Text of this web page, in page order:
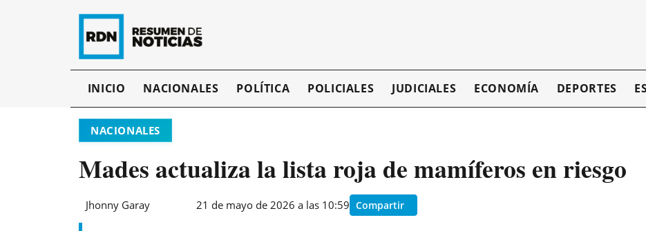
INICIO NACIONALES POLÍTICA POLICIALES JUDICIALES ECONOMÍA DEPORTES
NACIONALES
Mades actualiza la lista roja de mamíferos en riesgo
Jhonny Garay 21 de mayo de 2026 a las 10:59 Compartir